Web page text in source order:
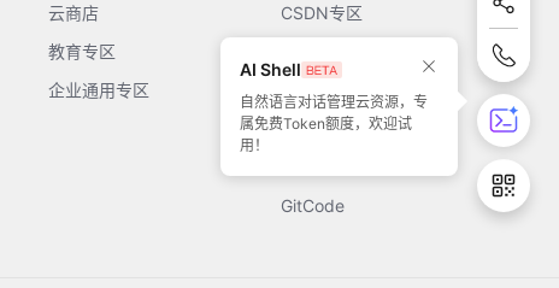
AI Shell
自然语言对话管理云资源，专
属免费Token额度，欢迎试
用！
云商店
教育专区
企业通用专区
CSDN专区
开源中国
51CTO
GitCode